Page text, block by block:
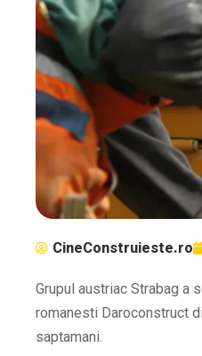
CineConstruieste.ro
Grupul austriac Strabag a
romanesti Daroconstruct
saptamani.